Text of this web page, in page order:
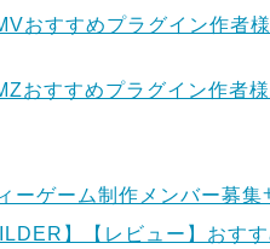
おすすめプラグイン作者
おすすめプラグイン作者
ーゲーム制作メンバー募集
】【レビュー】おす